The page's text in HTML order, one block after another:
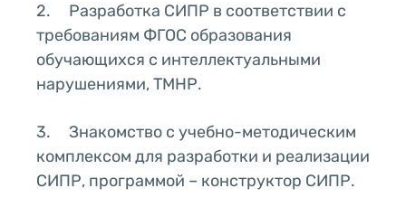
2. Разработка СИПР в соответствии с
требованиям ФГОС образования
обучающихся с интеллектуальными
нарушениями, ТМНР.
3. Знакомство с учебно-методическим
комплексом для разработки и реализации
СИПР, программой – конструктор СИПР.